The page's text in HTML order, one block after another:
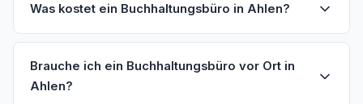
Was kostet ein Buchhaltungsbüro in Ahlen?
Brauche ich ein Buchhaltungsbüro vor Ort in
Ahlen?